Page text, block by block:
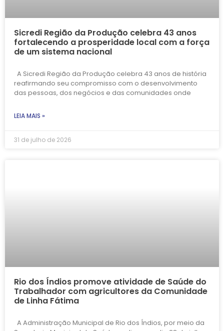
Sicredi Região da Produção celebra 43 anos
fortalecendo a prosperidade local com a força
de um sistema nacional
A Sicredi Região da Produção celebra 43 anos de história
reafirmando seu compromisso com o desenvolvimento
das pessoas, dos negócios e das comunidades onde
LEIA MAIS »
31 de julho de 2026
Rio dos Índios promove atividade de Saúde do
Trabalhador com agricultores da Comunidade
de Linha Fátima
A Administração Municipal de Rio dos Índios, por meio da